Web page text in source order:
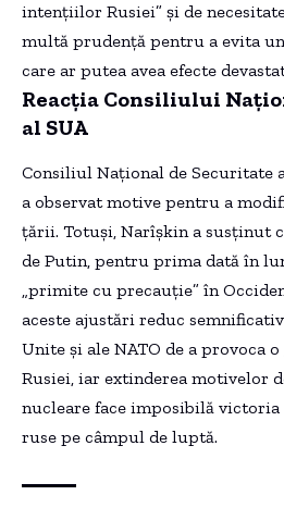
intențiilor Rusiei” și de
multă prudență pentru a evita
care ar putea avea efecte
Reacția Consiliului
al SUA
Consiliul Național de Securitate
a observat motive pentru a
țării. Totuși, Narîșkin a susținut
de Putin, pentru prima dată în
„primite cu precauție” în
aceste ajustări reduc
Unite și ale NATO de a provoca
Rusiei, iar extinderea motivelor
nucleare face imposibilă
ruse pe câmpul de luptă.